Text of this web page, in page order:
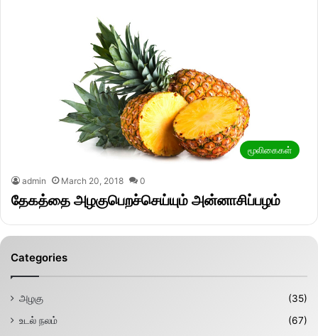
மூலிகைகள்
admin March 20, 2018 0
தேகத்தை அழகுபெறச்செய்யும் அன்னாசிப்பழம்
Categories
அழகு
(35)
உடல் நலம்
(67)